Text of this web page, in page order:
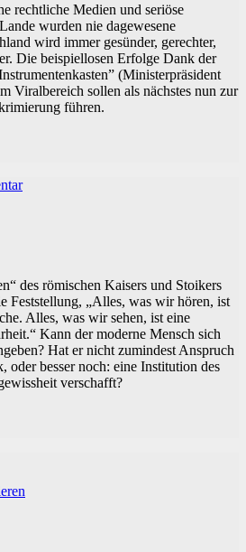
rechtliche Medien und seriöse
wurden nie dagewesene
wird immer gesünder, gerechter,
Die beispiellosen Erfolge Dank der
(Ministerpräsident
Viralbereich sollen als nächstes nun zur
führen.
des römischen Kaisers und Stoikers
Feststellung, „Alles, was wir hören, ist
Alles, was wir sehen, ist eine
Kann der moderne Mensch sich
Hat er nicht zumindest Anspruch
oder besser noch: eine Institution des
verschafft?